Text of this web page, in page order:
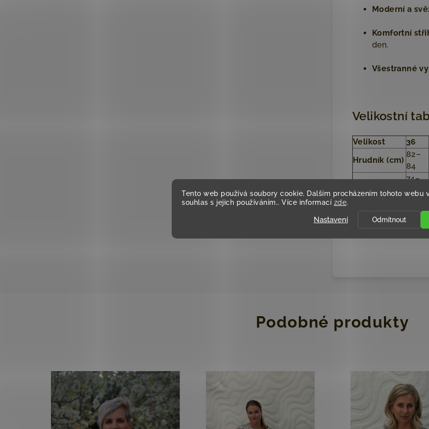
Tento web používá soubory cookie. Dalším procházením tohoto webu
souhlas s jejich používáním.. Více informací zde.
Odmítnout
Nastavení
Moderní a
Komfortní
den.
Všestranné
Velikostní
Velikost 36
Hrudník (cm)
82–
84
74–
78
Celková
délka
Podobné produkty